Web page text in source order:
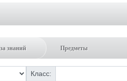
знаний Предметы
Класс: